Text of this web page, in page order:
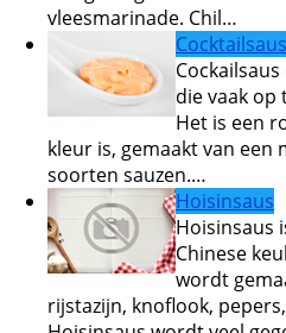
vleesmarinade. Chil…
Cocktailsaus
die vaak op
Het is een
kleur is, gemaakt van een
soorten sauzen.…
Hoisinsaus
Hoisinsaus
Chinese
wordt
rijstazijn, knoflook,